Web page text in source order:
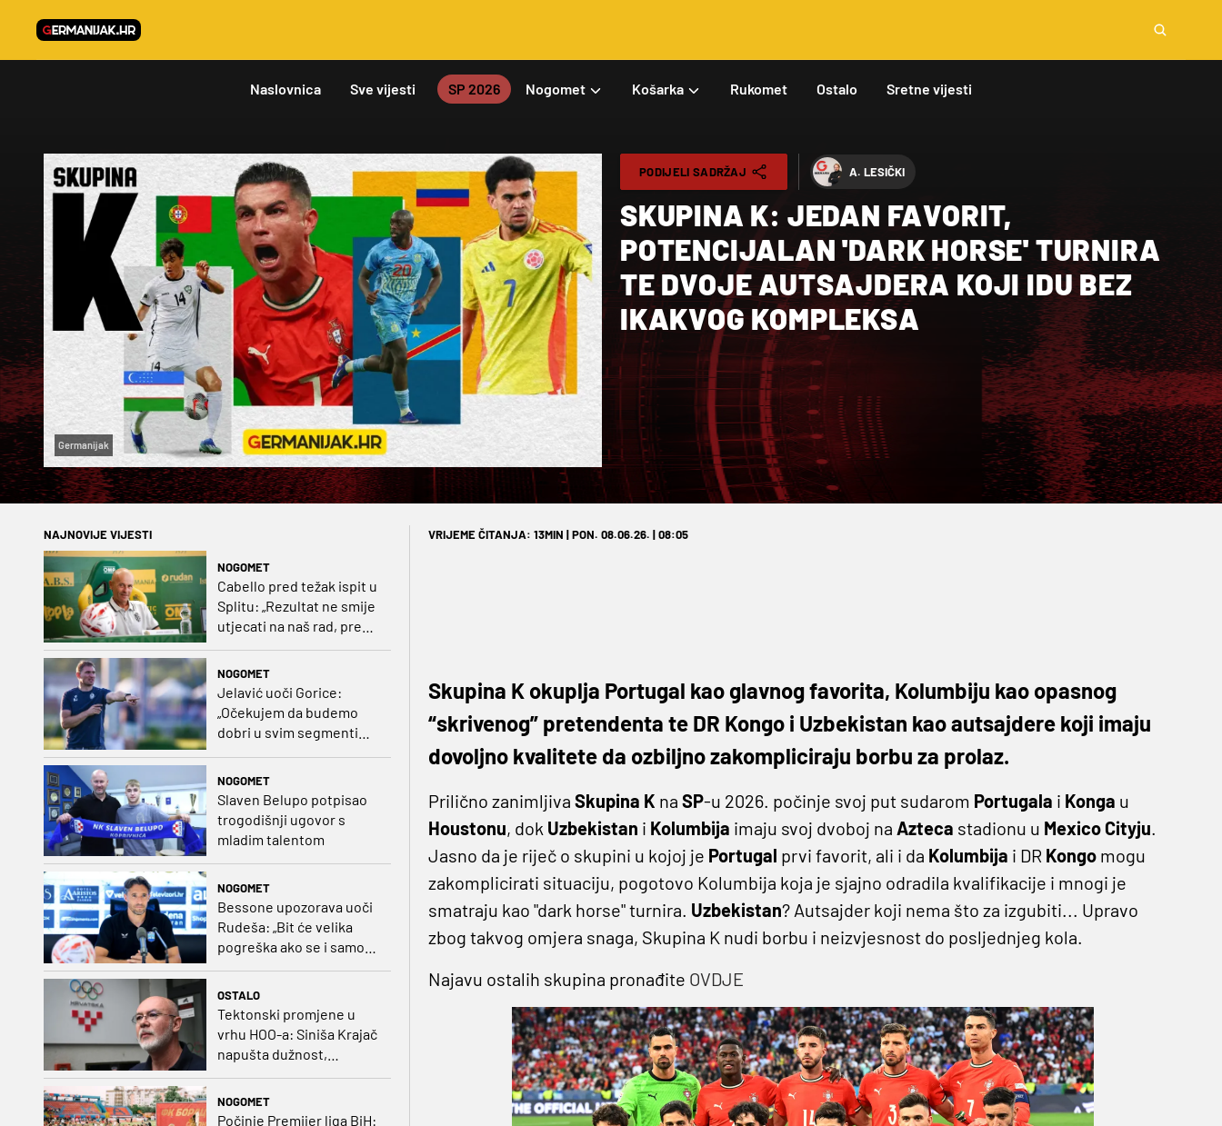
Naslovnica Sve vijesti SP 2026 Nogomet Košarka Rukomet Ostalo Sretne vijesti
Germanijak
PODIJELI SADRŽAJ A. LESIČKI
SKUPINA K: JEDAN FAVORIT,
POTENCIJALAN 'DARK HORSE' TURNIRA
TE DVOJE AUTSAJDERA KOJI IDU BEZ
IKAKVOG KOMPLEKSA
NAJNOVIJE VIJESTI
NOGOMET
Cabello pred težak ispit u
Splitu: „Rezultat ne smije
utjecati na naš rad, pred
NOGOMET
Jelavić uoči Gorice:
„Očekujem da budemo
dobri u svim segmentima
NOGOMET
Slaven Belupo potpisao
trogodišnji ugovor s
mladim talentom
NOGOMET
Bessone upozorava uoči
Rudeša: „Bit će velika
pogreška ako se i samo
malo opustimo“
OSTALO
Tektonski promjene u
vrhu HOO-a: Siniša Krajač
napušta dužnost,
NOGOMET
Počinje Premijer liga BiH:
VRIJEME ČITANJA: 13MIN | PON. 08.06.26. | 08:05
Skupina K okuplja Portugal kao glavnog favorita, Kolumbiju kao opasnog
“skrivenog” pretendenta te DR Kongo i Uzbekistan kao autsajdere koji imaju
dovoljno kvalitete da ozbiljno zakompliciraju borbu za prolaz.
Prilično zanimljiva Skupina K na SP-u 2026. počinje svoj put sudarom Portugala i Konga u
Houstonu, dok Uzbekistan i Kolumbija imaju svoj dvoboj na Azteca stadionu u Mexico Cityju.
Jasno da je riječ o skupini u kojoj je Portugal prvi favorit, ali i da Kolumbija i DR Kongomogu
zakomplicirati situaciju, pogotovo Kolumbija koja je sjajno odradila kvalifikacije i mnogi je
smatraju kao "dark horse" turnira. Uzbekistan? Autsajder koji nema što za izgubiti... Upravo
zbog takvog omjera snaga, Skupina K nudi borbu i neizvjesnost do posljednjeg kola.
Najavu ostalih skupina pronađite OVDJE